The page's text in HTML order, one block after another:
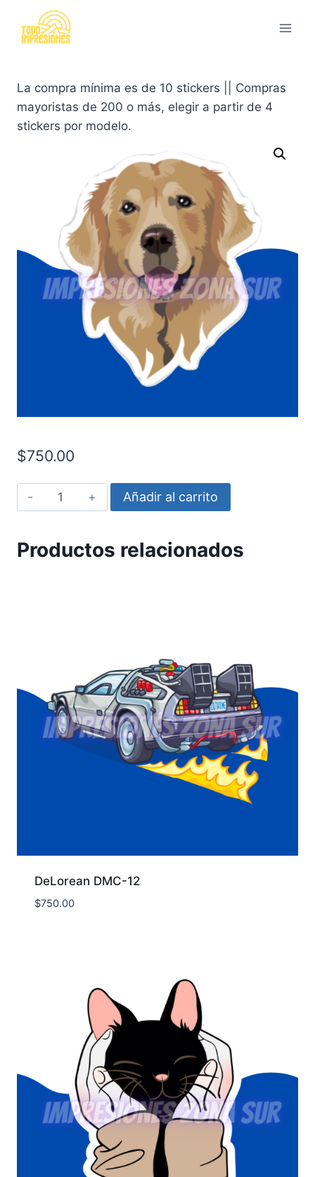
contenido
La compra mínima es de 10 stickers || Compras
mayoristas de 200 o más, elegir a partir de 4
stickers por modelo.
$750.00
Perro
Labrador
Añadir al carrito
Productos relacionados
DeLorean DMC-12
$750.00